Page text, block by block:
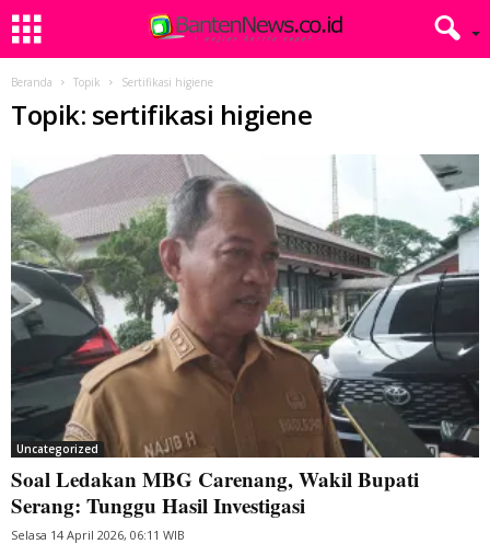
Beranda Topik Sertifikasi higiene
Topik: sertifikasi higiene
Uncategorized
Soal Ledakan MBG Carenang, Wakil Bupati
Serang: Tunggu Hasil Investigasi
Selasa 14 April 2026, 06:11 WIB